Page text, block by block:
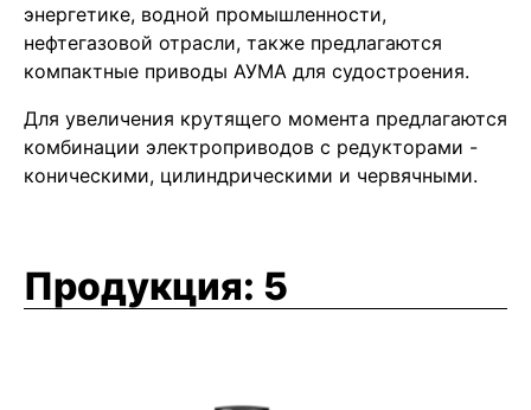
энергетике, водной промышленности,
нефтегазовой отрасли, также предлагаются
компактные приводы АУМА для судостроения.
Для увеличения крутящего момента предлагаются
комбинации электроприводов с редукторами -
коническими, цилиндрическими и червячными.
Продукция: 5